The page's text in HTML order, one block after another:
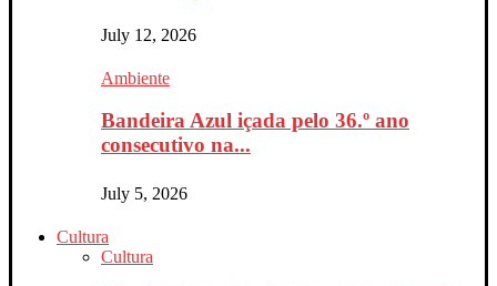
July 12, 2026
Ambiente
Bandeira Azul içada pelo 36.º ano
consecutivo na...
July 5, 2026
Cultura
Cultura